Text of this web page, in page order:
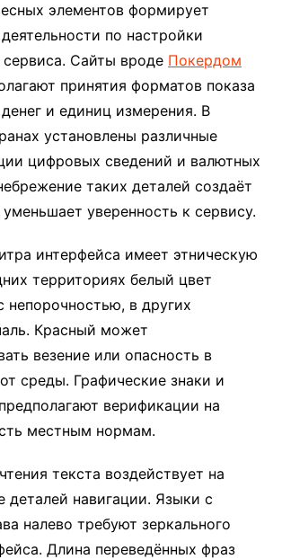
элементов формирует
по настройки
сервиса. Сайты вроде Покердом
принятия форматов показа
и единиц измерения. В
установлены различные
цифровых сведений и валютных
таких деталей создаёт
уверенность к сервису.
интерфейса имеет этническую
территориях белый цвет
непорочностью, в других
Красный может
везение или опасность в
среды. Графические знаки и
верификации на
местным нормам.
текста воздействует на
деталей навигации. Языки с
налево требуют зеркального
Длина переведённых фраз